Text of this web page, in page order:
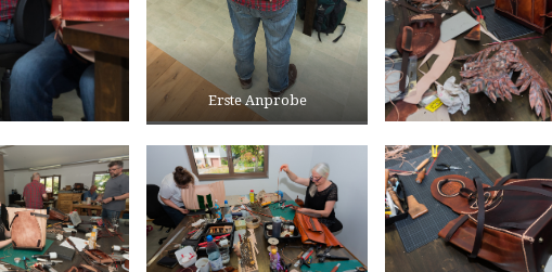
Erste Anprobe